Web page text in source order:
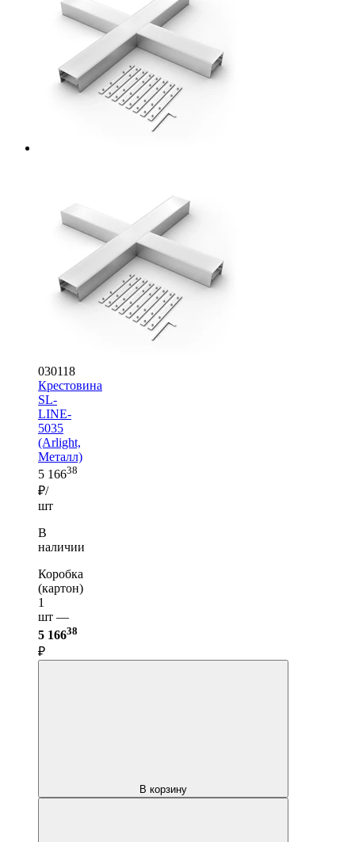
030118
Крестовина
SL-
LINE-
5035
(Arlight,
Металл)
5 16638
₽/
шт
В
наличии
Коробка
(картон)
1
шт —
5 16638
₽
В корзину